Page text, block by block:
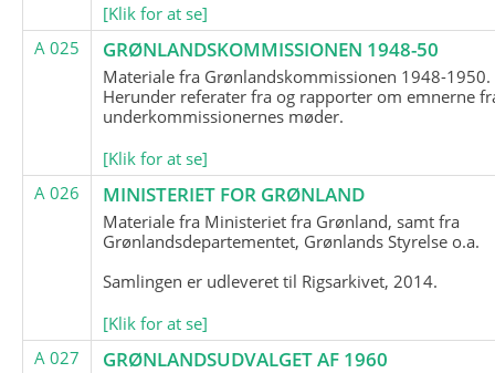
[Klik for at se]
A 025
GRØNLANDSKOMMISSIONEN 1948-50
Materiale fra Grønlandskommissionen 1948-1950.
Herunder referater fra og rapporter om emnerne
underkommissionernes møder.
[Klik for at se]
A 026
MINISTERIET FOR GRØNLAND
Materiale fra Ministeriet fra Grønland, samt fra
Grønlandsdepartementet, Grønlands Styrelse o.a.
Samlingen er udleveret til Rigsarkivet, 2014.
[Klik for at se]
A 027
GRØNLANDSUDVALGET AF 1960